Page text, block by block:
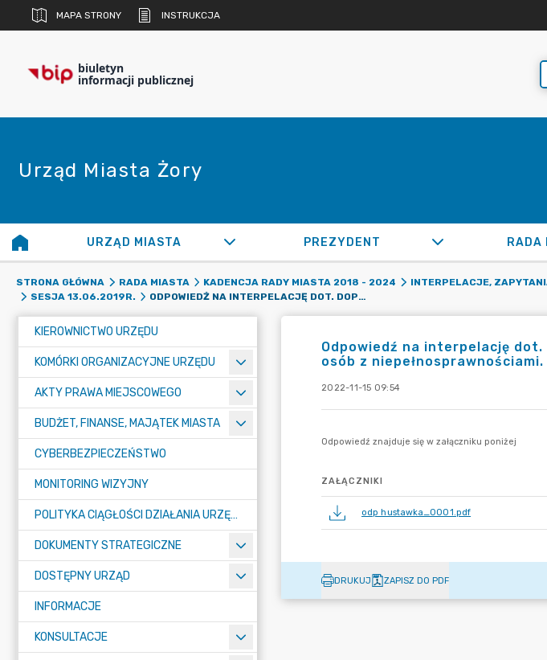
MAPA STRONY INSTRUKCJA
biuletyn
informacji publicznej
Urząd Miasta Żory
URZĄD MIASTA PREZYDENT RADA
STRONA GŁÓWNA RADA MIASTA KADENCJA RADY MIASTA 2018 - 2024 INTERPELACJE,
SESJA 13.06.2019R.
ODPOWIEDŹ NA INTERPELACJĘ DOT. DOPOSAŻENIA ŻORSKICH PLACÓW ZABAW DLA DZIECIE W HUŚTAWKI DLA OSÓB Z NIEPEŁNOSPRAWNOŚCIAMI.
KIEROWNICTWO URZĘDU
KOMÓRKI ORGANIZACYJNE URZĘDU
AKTY PRAWA MIEJSCOWEGO
BUDŻET, FINANSE, MAJĄTEK MIASTA
CYBERBEZPIECZEŃSTWO
MONITORING WIZYJNY
POLITYKA CIĄGŁOŚCI DZIAŁANIA URZĘDU MIASTA ŻORY
DOKUMENTY STRATEGICZNE
DOSTĘPNY URZĄD
INFORMACJE
KONSULTACJE
Odpowiedź na interpelację
osób z niepełnosprawnościami.
2022-11-15 09:54
ZAŁĄCZNIKI
odp hustawka_0001.pdf
DRUKUJ ZAPISZ DO PDF